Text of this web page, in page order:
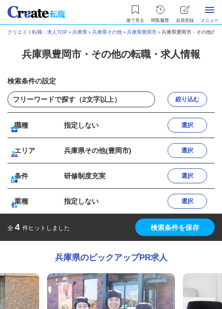
後で見る 閲覧履歴 会員登録 メニュー
クリエイト転職・求人TOP ＞兵庫県＞兵庫県その他＞兵庫県豊岡市＞兵庫県豊岡市・その他の
兵庫県豊岡市・その他の転職・求人情報
検索条件の設定
絞り込む
職種 指定しない 選択
エリア 兵庫県その他(豊岡市) 選択
条件 研修制度充実 選択
業種 指定しない 選択
全 4 件ヒットしました 検索条件を保存
兵庫県のピックアップPR求人